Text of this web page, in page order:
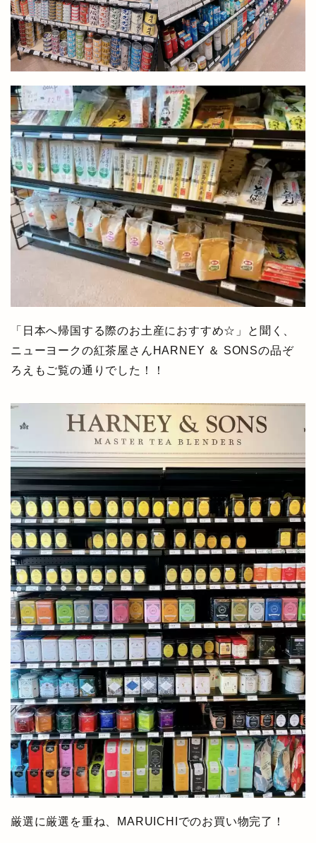
「日本へ帰国する際のお土産におすすめ☆」と聞く、
ニューヨークの紅茶屋さんHARNEY ＆ SONSの品ぞ
ろえもご覧の通りでした！！
厳選に厳選を重ね、MARUICHIでのお買い物完了！